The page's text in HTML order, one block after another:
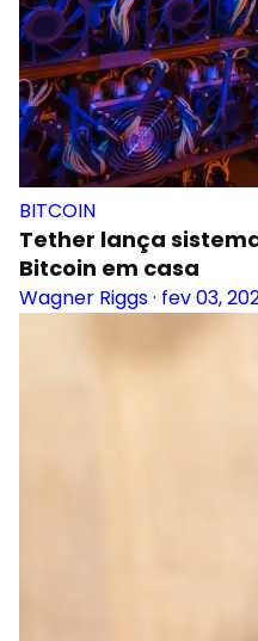
BITCOIN
Tether lança
Bitcoin em casa
Wagner Riggs· fev 03,